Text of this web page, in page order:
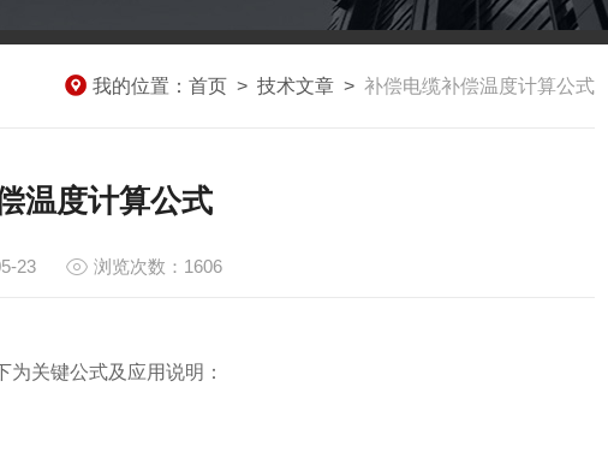
我的位置： 首页 > 技术文章 > 补偿电缆补偿温度计算公式
温度计算公式
05-23 浏览次数：1606
关键公式及应用说明：